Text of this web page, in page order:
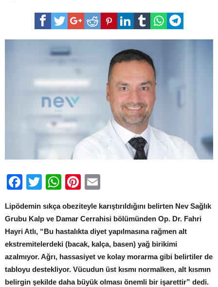
Problemi:
Lipödem
Facebook
TwitterWhatsApp
Pinterest
Lipödemin sıkça obeziteyle karıştırıldığını belirten Nev Sağlık
Grubu Kalp ve Damar Cerrahisi bölümünden Op. Dr. Fahri
Hayri Atlı, “Bu hastalıkta diyet yapılmasına rağmen alt
ekstremitelerdeki (bacak, kalça, basen) yağ birikimi
azalmıyor. Ağrı, hassasiyet ve kolay morarma gibi belirtiler de
tabloyu destekliyor. Vücudun üst kısmı normalken, alt kısmın
belirgin şekilde daha büyük olması önemli bir işarettir” dedi.